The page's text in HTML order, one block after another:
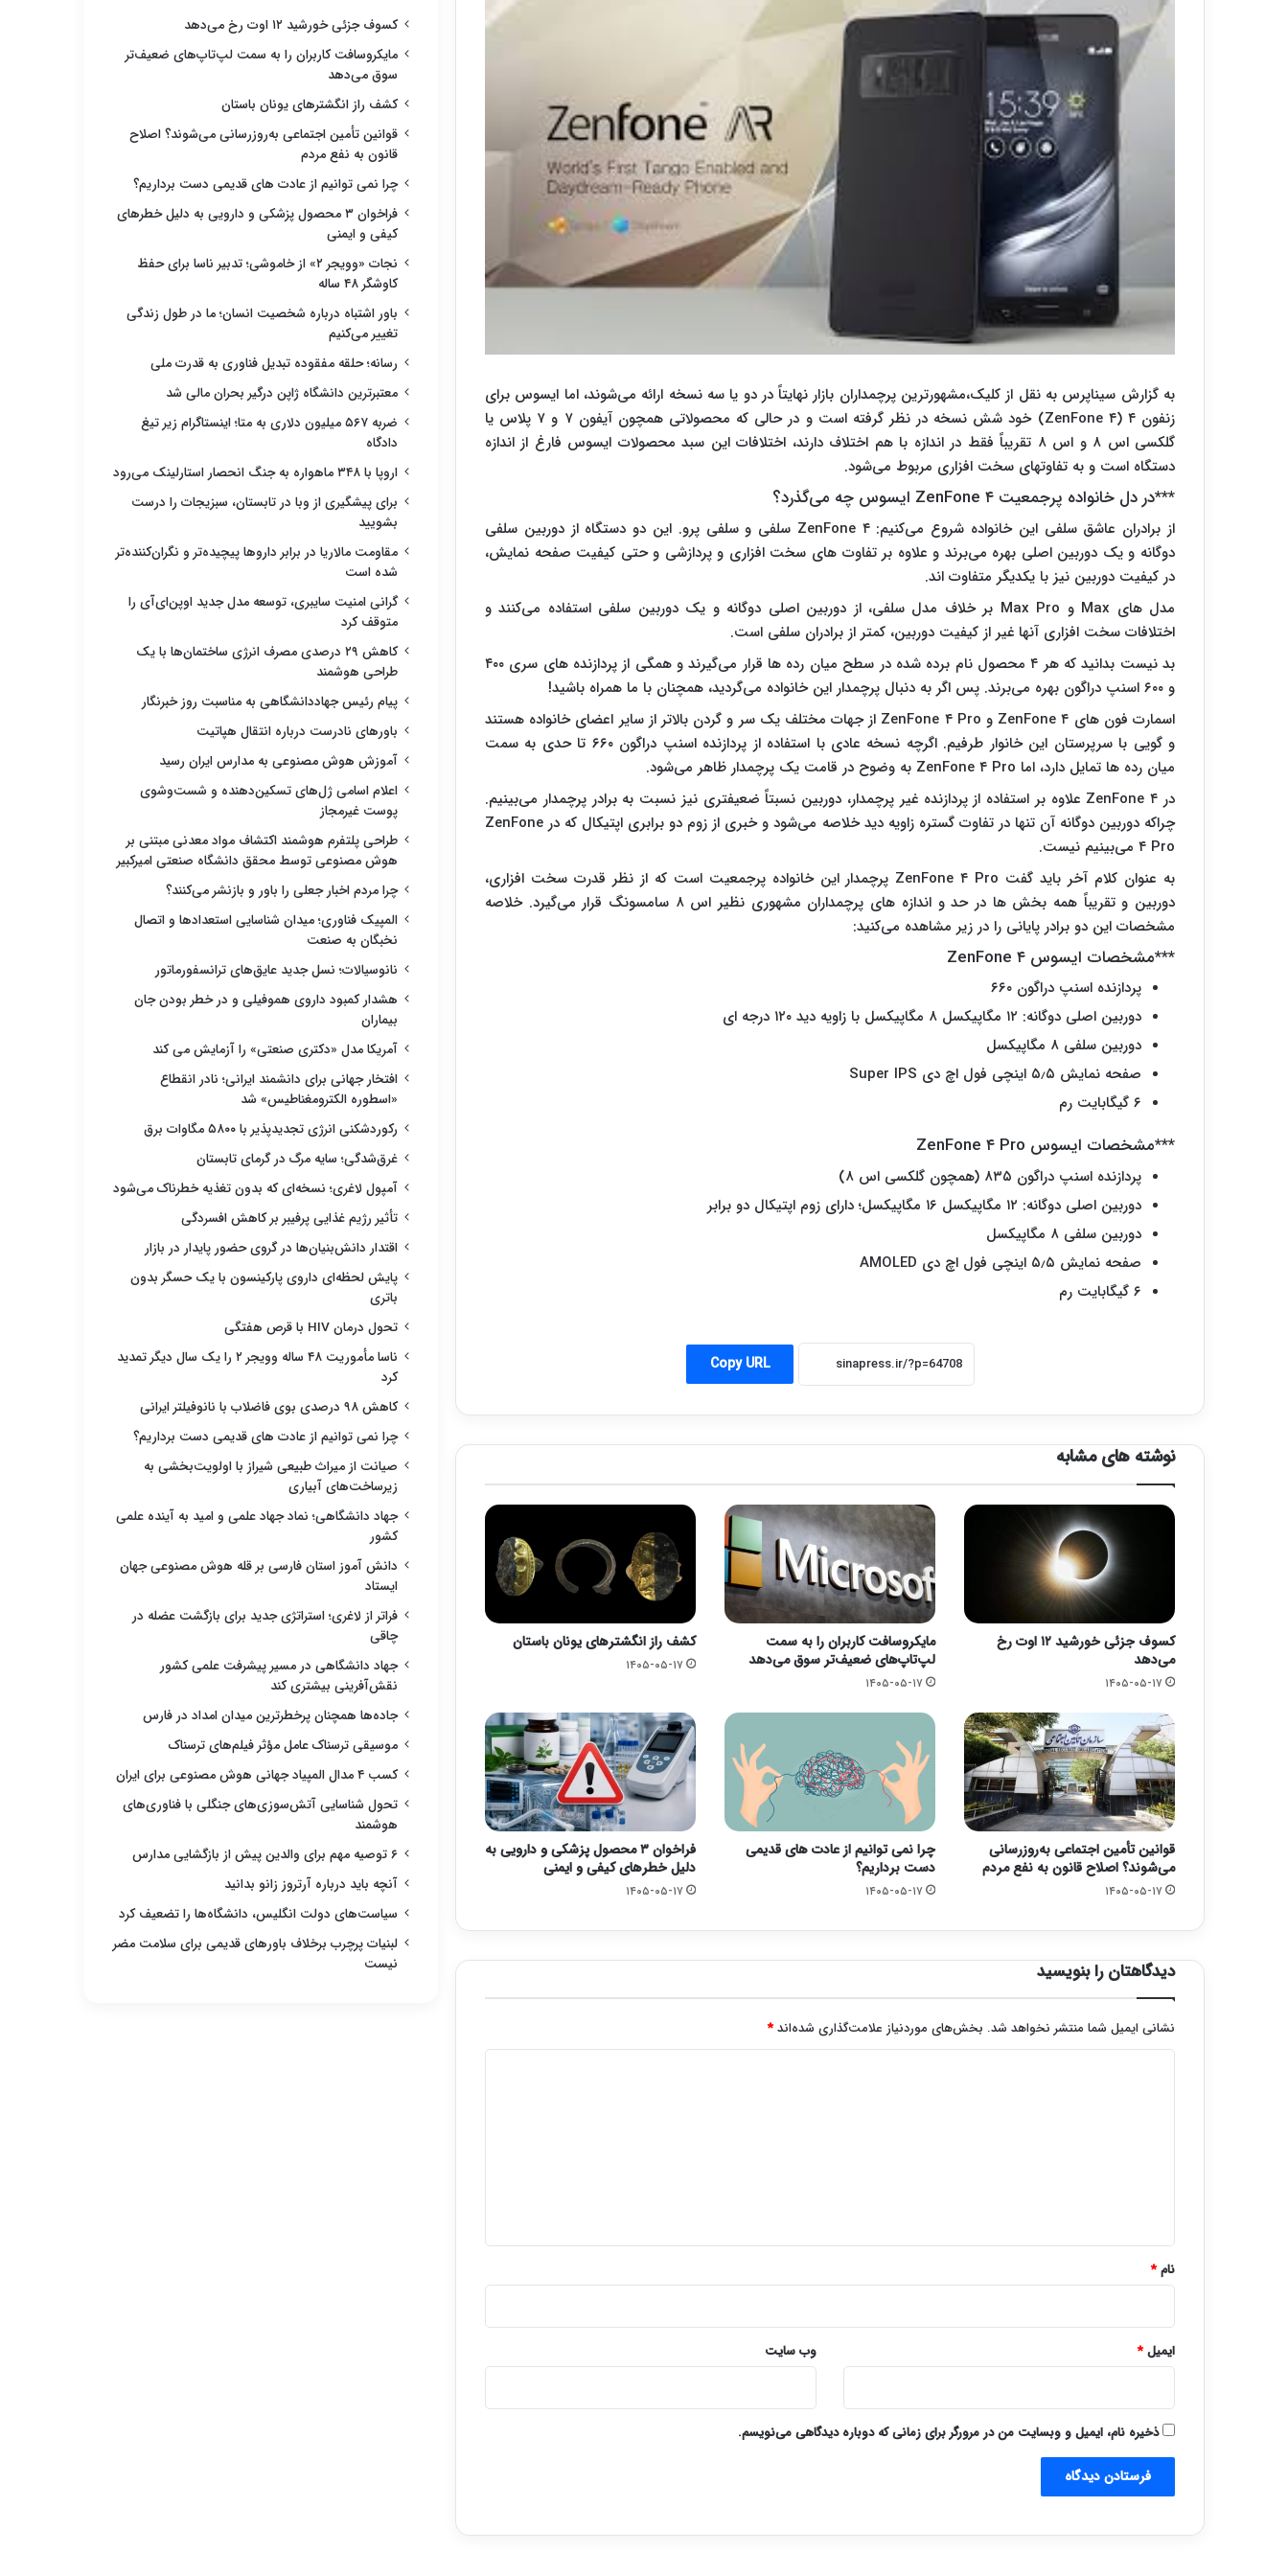
به گزارش سیناپرس به نقل از کلیک،مشهورترین پرچمداران بازار نهایتاً در دو یا سه نسخه ارائه می‌شوند، اما ایسوس برای
زنفون ۴ (ZenFone ۴) خود شش نسخه در نظر گرفته است و در حالی که محصولاتی همچون آیفون ۷ و ۷ پلاس یا
گلکسی اس ۸ و اس ۸ تقریباً فقط در اندازه با هم اختلاف دارند، اختلافات این سبد محصولات ایسوس فارغ از اندازه
دستگاه است و به تفاوتهای سخت افزاری مربوط می‌شود.
***در دل خانواده پرجمعیت ZenFone ۴ ایسوس چه می‌گذرد؟
از برادران عاشق سلفی این خانواده شروع می‌کنیم: ZenFone ۴ سلفی و سلفی پرو. این دو دستگاه از دوربین سلفی
دوگانه و یک دوربین اصلی بهره می‌برند و علاوه بر تفاوت های سخت افزاری و پردازشی و حتی کیفیت صفحه نمایش،
در کیفیت دوربین نیز با یکدیگر متفاوت اند.
مدل های Max و Max Pro بر خلاف مدل سلفی، از دوربین اصلی دوگانه و یک دوربین سلفی استفاده می‌کنند و
اختلافات سخت افزاری آنها غیر از کیفیت دوربین، کمتر از برادران سلفی است.
بد نیست بدانید که هر ۴ محصول نام برده شده در سطح میان رده ها قرار می‌گیرند و همگی از پردازنده های سری ۴۰۰
و ۶۰۰ اسنپ دراگون بهره می‌برند. پس اگر به دنبال پرچمدار این خانواده می‌گردید، همچنان با ما همراه باشید!
اسمارت فون های ZenFone ۴ و ZenFone ۴ Pro از جهات مختلف یک سر و گردن بالاتر از سایر اعضای خانواده هستند
و گویی با سرپرستان این خانوار طرفیم. اگرچه نسخه عادی با استفاده از پردازنده اسنپ دراگون ۶۶۰ تا حدی به سمت
میان رده ها تمایل دارد، اما ZenFone ۴ Pro به وضوح در قامت یک پرچمدار ظاهر می‌شود.
در ZenFone ۴ علاوه بر استفاده از پردازنده غیر پرچمدار، دوربین نسبتاً ضعیفتری نیز نسبت به برادر پرچمدار می‌بینیم.
چراکه دوربین دوگانه آن تنها در تفاوت گستره زاویه دید خلاصه می‌شود و خبری از زوم دو برابری اپتیکال که در ZenFone
۴ Pro می‌بینیم نیست.
به عنوان کلام آخر باید گفت ZenFone ۴ Pro پرچمدار این خانواده پرجمعیت است که از نظر قدرت سخت افزاری،
دوربین و تقریباً همه بخش ها در حد و اندازه های پرچمداران مشهوری نظیر اس ۸ سامسونگ قرار می‌گیرد. خلاصه
مشخصات این دو برادر پایانی را در زیر مشاهده می‌کنید:
***مشخصات ایسوس ZenFone ۴
پردازنده اسنپ دراگون ۶۶۰
دوربین اصلی دوگانه: ۱۲ مگاپیکسل ۸ مگاپیکسل با زاویه دید ۱۲۰ درجه ای
دوربین سلفی ۸ مگاپیکسل
صفحه نمایش ۵٫۵ اینچی فول اچ دی Super IPS
۶ گیگابایت رم
***مشخصات ایسوس ZenFone ۴ Pro
پردازنده اسنپ دراگون ۸۳۵ (همچون گلکسی اس ۸)
دوربین اصلی دوگانه: ۱۲ مگاپیکسل ۱۶ مگاپیکسل؛ دارای زوم اپتیکال دو برابر
دوربین سلفی ۸ مگاپیکسل
صفحه نمایش ۵٫۵ اینچی فول اچ دی AMOLED
۶ گیگابایت رم
Copy URL
نوشته های مشابه
کسوف جزئی خورشید ۱۲ اوت رخ
می‌دهد
۱۴۰۵-۰۵-۱۷
مایکروسافت کاربران را به سمت
لپ‌تاپ‌های ضعیف‌تر سوق می‌دهد
۱۴۰۵-۰۵-۱۷
کشف راز انگشترهای یونان باستان
۱۴۰۵-۰۵-۱۷
قوانین تأمین اجتماعی به‌روزرسانی
می‌شوند؟ اصلاح قانون به نفع مردم
۱۴۰۵-۰۵-۱۷
چرا نمی توانیم از عادت های قدیمی
دست برداریم؟
۱۴۰۵-۰۵-۱۷
فراخوان ۳ محصول پزشکی و دارویی به
دلیل خطرهای کیفی و ایمنی
۱۴۰۵-۰۵-۱۷
دیدگاهتان را بنویسید
نشانی ایمیل شما منتشر نخواهد شد. بخش‌های موردنیاز علامت‌گذاری شده‌اند*
نام*
ایمیل* وب‌ سایت
ذخیره نام، ایمیل و وبسایت من در مرورگر برای زمانی که دوباره دیدگاهی می‌نویسم.
کسوف جزئی خورشید ۱۲ اوت رخ می‌دهد
مایکروسافت کاربران را به سمت لپ‌تاپ‌های ضعیف‌تر
سوق می‌دهد
کشف راز انگشترهای یونان باستان
قوانین تأمین اجتماعی به‌روزرسانی می‌شوند؟ اصلاح
قانون به نفع مردم
چرا نمی توانیم از عادت های قدیمی دست برداریم؟
فراخوان ۳ محصول پزشکی و دارویی به دلیل خطرهای
کیفی و ایمنی
نجات «وویجر ۲» از خاموشی؛ تدبیر ناسا برای حفظ
کاوشگر ۴۸ ساله
باور اشتباه درباره شخصیت انسان؛ ما در طول زندگی
تغییر می‌کنیم
رسانه؛ حلقه مفقوده تبدیل فناوری به قدرت ملی
معتبرترین دانشگاه ژاپن درگیر بحران مالی شد
ضربه ۵۶۷ میلیون دلاری به متا؛ اینستاگرام زیر تیغ
دادگاه
اروپا با ۳۴۸ ماهواره به جنگ انحصار استارلینک می‌رود
برای پیشگیری از وبا در تابستان، سبزیجات را درست
بشویید
مقاومت مالاریا در برابر داروها پیچیده‌تر و نگران‌کننده‌تر
شده است
گرانی امنیت سایبری، توسعه مدل جدید اوپن‌ای‌آی را
متوقف کرد
کاهش ۲۹ درصدی مصرف انرژی ساختمان‌ها با یک
طراحی هوشمند
پیام رئیس جهاددانشگاهی به مناسبت روز خبرنگار
باورهای نادرست درباره انتقال هپاتیت
آموزش هوش مصنوعی به مدارس ایران رسید
اعلام اسامی ژل‌های تسکین‌دهنده و شست‌وشوی
پوست غیرمجاز
طراحی پلتفرم هوشمند اکتشاف مواد معدنی مبتنی بر
هوش مصنوعی توسط محقق دانشگاه صنعتی امیرکبیر
چرا مردم اخبار جعلی را باور و بازنشر می‌کنند؟
المپیک فناوری؛ میدان شناسایی استعدادها و اتصال
نخبگان به صنعت
نانوسیالات؛ نسل جدید عایق‌های ترانسفورماتور
هشدار کمبود داروی هموفیلی و در خطر بودن جان
بیماران
آمریکا مدل «دکتری صنعتی» را آزمایش می کند
افتخار جهانی برای دانشمند ایرانی؛ نادر انقطاع
«اسطوره الکترومغناطیس» شد
رکوردشکنی انرژی تجدیدپذیر با ۵۸۰۰ مگاوات برق
غرق‌شدگی؛ سایه مرگ در گرمای تابستان
آمپول لاغری؛ نسخه‌ای که بدون تغذیه خطرناک می‌شود
تأثیر رژیم غذایی پرفیبر بر کاهش افسردگی
اقتدار دانش‌بنیان‌ها در گروی حضور پایدار در بازار
پایش لحظه‌ای داروی پارکینسون با یک حسگر بدون
باتری
تحول درمان HIV با قرص هفتگی
ناسا مأموریت ۴۸ ساله وویجر ۲ را یک سال دیگر تمدید
کرد
کاهش ۹۸ درصدی بوی فاضلاب با نانوفیلتر ایرانی
چرا نمی توانیم از عادت های قدیمی دست برداریم؟
صیانت از میراث طبیعی شیراز با اولویت‌بخشی به
زیرساخت‌های آبیاری
جهاد دانشگاهی؛ نماد جهاد علمی و امید به آینده علمی
کشور
دانش آموز استان فارسی بر قله هوش مصنوعی جهان
ایستاد
فراتر از لاغری؛ استراتژی جدید برای بازگشت عضله در
چاقی
جهاد دانشگاهی در مسیر پیشرفت علمی کشور
نقش‌آفرینی بیشتری کند
جاده‌ها همچنان پرخطرترین میدان امداد در فارس
موسیقی ترسناک عامل مؤثر فیلم‌های ترسناک
کسب ۴ مدال المپیاد جهانی هوش مصنوعی برای ایران
تحول شناسایی آتش‌سوزی‌های جنگلی با فناوری‌های
هوشمند
۶ توصیه مهم برای والدین پیش از بازگشایی مدارس
آنچه باید درباره آرتروز زانو بدانید
سیاست‌های دولت انگلیس، دانشگاه‌ها را تضعیف کرد
لبنیات پرچرب برخلاف باورهای قدیمی برای سلامت مضر
نیست